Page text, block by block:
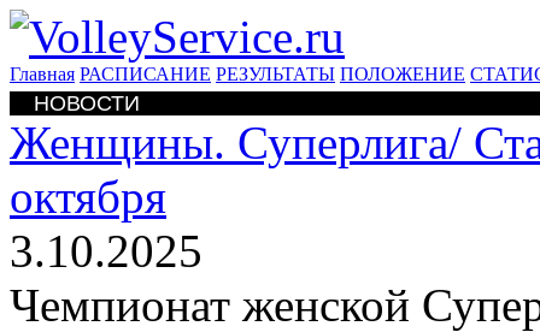
Главная РАСПИСАНИЕ РЕЗУЛЬТАТЫ ПОЛОЖЕНИЕ
НОВОСТИ
Женщины. Суперлига/
октября
3.10.2025
Чемпионат женской